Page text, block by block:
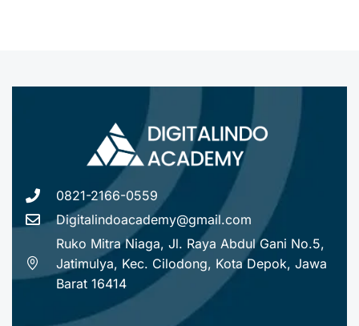
0821-2166-0559
Digitalindoacademy@gmail.com
Ruko Mitra Niaga, Jl. Raya Abdul Gani No.5,
Jatimulya, Kec. Cilodong, Kota Depok, Jawa
Barat 16414